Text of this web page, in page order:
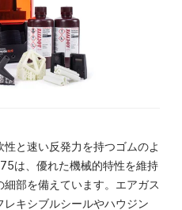
と速い反発力を持つゴムのよ
は、優れた機械的特性を維持
部を備えています。エアガス
キシブルシールやハウジン